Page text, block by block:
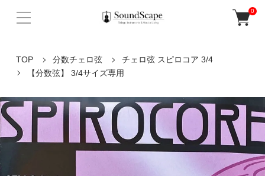
0
TOP 分数チェロ弦
チェロ弦 スピロコア 3/4
【分数弦】 3/4サイズ専用